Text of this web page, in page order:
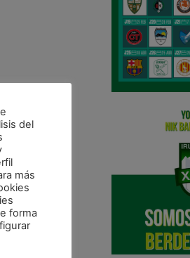
del
más
forma